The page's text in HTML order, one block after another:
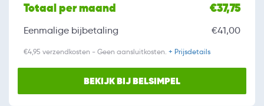
Totaal per maand €37,75
Eenmalige bijbetaling €41,00
€4,95 verzendkosten - Geen aansluitkosten. + Prijsdetails
BEKIJK BIJ BELSIMPEL